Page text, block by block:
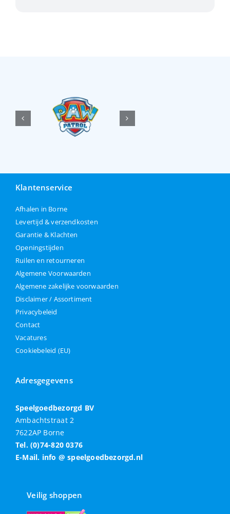
Klantenservice
Afhalen in Borne
Levertijd & verzendkosten
Garantie & Klachten
Openingstijden
Ruilen en retourneren
Algemene Voorwaarden
Algemene zakelijke voorwaarden
Disclaimer / Assortiment
Privacybeleid
Contact
Vacatures
Cookiebeleid (EU)
Adresgegevens
Speelgoedbezorgd BV
Ambachtstraat 2
7622AP Borne
Tel. (0)74-820 0376
E-Mail. info @ speelgoedbezorgd.nl
Veilig shoppen